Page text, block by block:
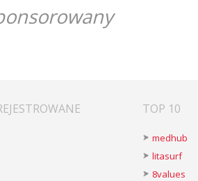
TOP 10
medhub
litasurf
8values